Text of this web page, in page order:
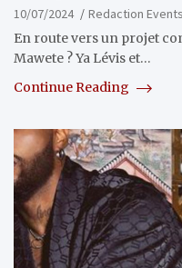
10/07/2024
Redaction
En route vers un projet
Mawete ? Ya Lévis et…
Continue Reading